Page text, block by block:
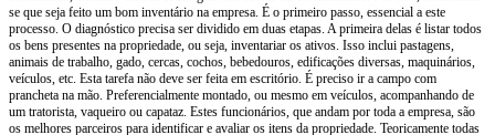
se que seja feito um bom inventário na empresa. É o primeiro passo, essencial a este
processo. O diagnóstico precisa ser dividido em duas etapas. A primeira delas é listar todos
os bens presentes na propriedade, ou seja, inventariar os ativos. Isso inclui pastagens,
animais de trabalho, gado, cercas, cochos, bebedouros, edificações diversas, maquinários,
veículos, etc. Esta tarefa não deve ser feita em escritório. É preciso ir a campo com
prancheta na mão. Preferencialmente montado, ou mesmo em veículos, acompanhando de
um tratorista, vaqueiro ou capataz. Estes funcionários, que andam por toda a empresa, são
os melhores parceiros para identificar e avaliar os itens da propriedade. Teoricamente todas